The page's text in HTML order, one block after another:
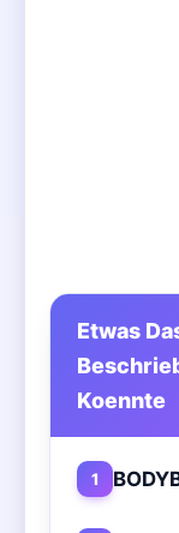
Etwas
Koennte
1